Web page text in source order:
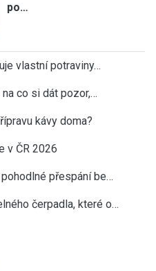
po…
vlastní potraviny…
co si dát pozor,…
kávy doma?
v ČR 2026
přespání be…
čerpadla, které o…